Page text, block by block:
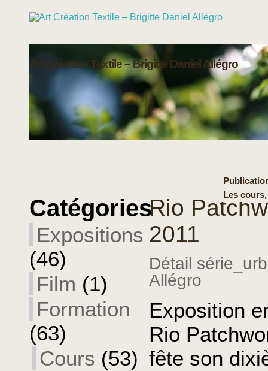
Art Création Textile – Brigitte Daniel Allégro
Les
Catégories
Expositions
(46)
Film (1)
Formation
(63)
Cours (53)
Rio
2011
Détail
Allégro
Exposition
Rio
fête son